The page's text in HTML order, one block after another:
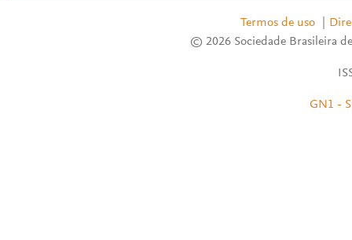
Termos de uso
© 2026 Sociedade Brasileira
GN1 -